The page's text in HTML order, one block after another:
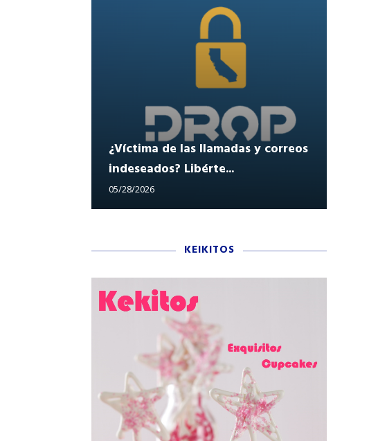
¿Víctima de las llamadas y correos
indeseados? Libérte...
05/28/2026
KEIKITOS